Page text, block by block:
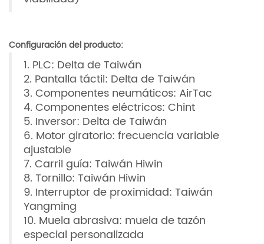
Configuración del producto:
1. PLC: Delta de Taiwán
2. Pantalla táctil: Delta de Taiwán
3. Componentes neumáticos: AirTac
4. Componentes eléctricos: Chint
5. Inversor: Delta de Taiwán
6. Motor giratorio: frecuencia variable
ajustable
7. Carril guía: Taiwán Hiwin
8. Tornillo: Taiwán Hiwin
9. Interruptor de proximidad: Taiwán
Yangming
10. Muela abrasiva: muela de tazón
especial personalizada